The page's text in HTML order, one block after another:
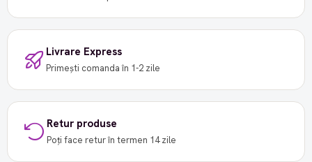
Livrare Express
Primești comanda în 1-2 zile
Retur produse
Poți face retur în termen 14 zile